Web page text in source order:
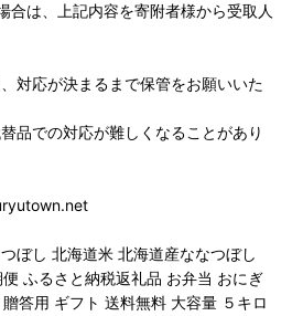
合は、上記内容を寄附者様から受取人
対応が決まるまで保管をお願いいた
品での対応が難しくなることがあり
ぼし 北海道米 北海道産ななつぼし
ふるさと納税返礼品 お弁当 おにぎ
答用 ギフト 送料無料 大容量 ５キロ